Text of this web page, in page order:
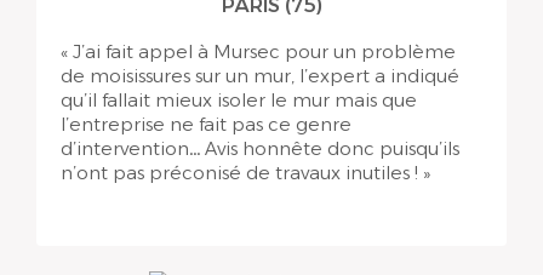
PARIS (75)
« J’ai fait appel à Mursec pour un problème
de moisissures sur un mur, l’expert a indiqué
qu’il fallait mieux isoler le mur mais que
l’entreprise ne fait pas ce genre
d’intervention… Avis honnête donc puisqu’ils
n’ont pas préconisé de travaux inutiles ! »